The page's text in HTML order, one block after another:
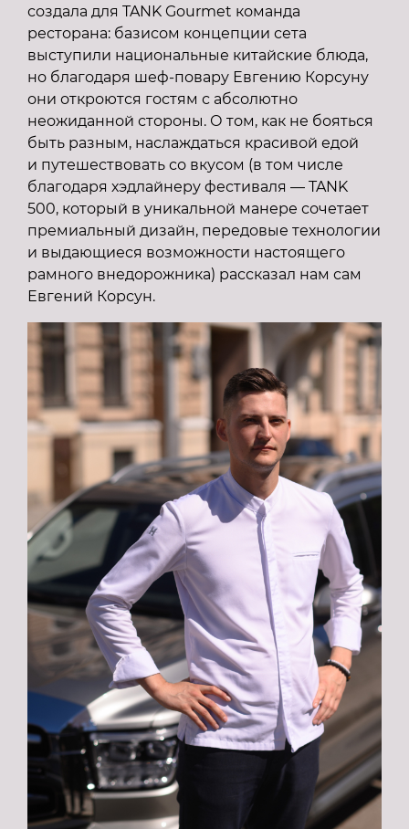
создала для TANK Gourmet команда
ресторана: базисом концепции сета
выступили национальные китайские блюда,
но благодаря шеф-повару Евгению Корсуну
они откроются гостям с абсолютно
неожиданной стороны. О том, как не бояться
быть разным, наслаждаться красивой едой
и путешествовать со вкусом (в том числе
благодаря хэдлайнеру фестиваля — TANK
500, который в уникальной манере сочетает
премиальный дизайн, передовые технологии
и выдающиеся возможности настоящего
рамного внедорожника) рассказал нам сам
Евгений Корсун.